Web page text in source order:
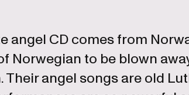
angel CD comes from
Norwegian to be blown
angel songs are old